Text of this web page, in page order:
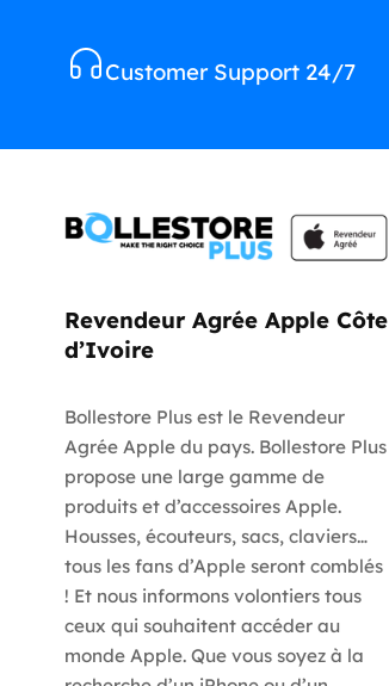
Customer Support 24/7
Revendeur Agrée Apple Côte
d’Ivoire
Bollestore Plus est le Revendeur
Agrée Apple du pays. Bollestore Plus
propose une large gamme de
produits et d’accessoires Apple.
Housses, écouteurs, sacs, claviers…
tous les fans d’Apple seront comblés
! Et nous informons volontiers tous
ceux qui souhaitent accéder au
monde Apple. Que vous soyez à la